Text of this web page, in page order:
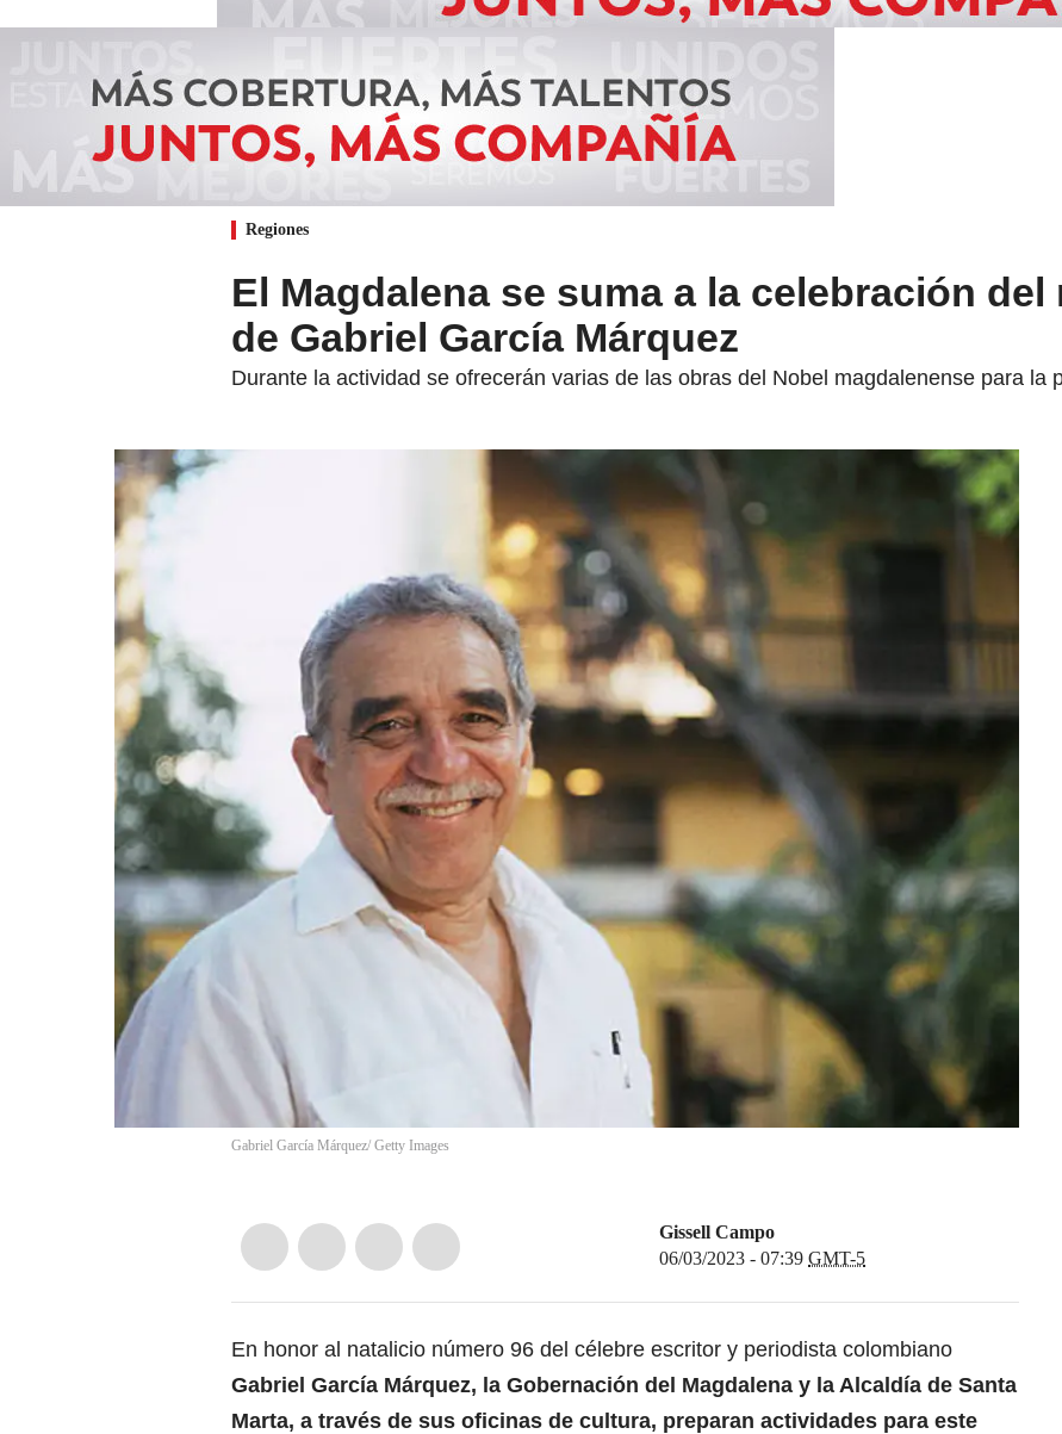
Regiones
El Magdalena se suma a la celebración del
de Gabriel García Márquez
Durante la actividad se ofrecerán varias de las obras del Nobel magdalenense para la
Gabriel García Márquez/ Getty Images
Gissell Campo
06/03/2023 - 07:39 GMT-5
En honor al natalicio número 96 del célebre escritor y periodista colombiano
Gabriel García Márquez, la Gobernación del Magdalena y la Alcaldía de Santa
Marta, a través de sus oficinas de cultura, preparan actividades para este